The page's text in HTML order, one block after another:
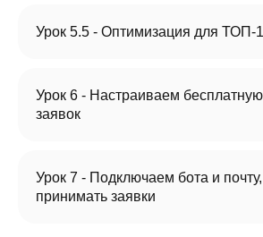
Урок 5.5 - Оптимизация для ТОП-
Урок 6 - Настраиваем
заявок
Урок 7 - Подключаем бота и
принимать заявки
Вот и все!
ПРОСТОЙ И УДОБНЫЙ
РЕДАКТОР ШАБЛОНА.